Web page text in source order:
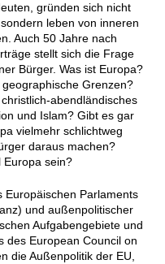
gründen sich nicht
leben von inneren
Auch 50 Jahre nach
stellt sich die Frage
Bürger. Was ist Europa?
Grenzen?
abendländisches
und Islam? Gibt es gar
vielmehr schlichtweg
daraus machen?
Europa sein?
Europäischen Parlaments
und außenpolitischer
Aufgabengebiete und
des European Council on
die Außenpolitik der EU,